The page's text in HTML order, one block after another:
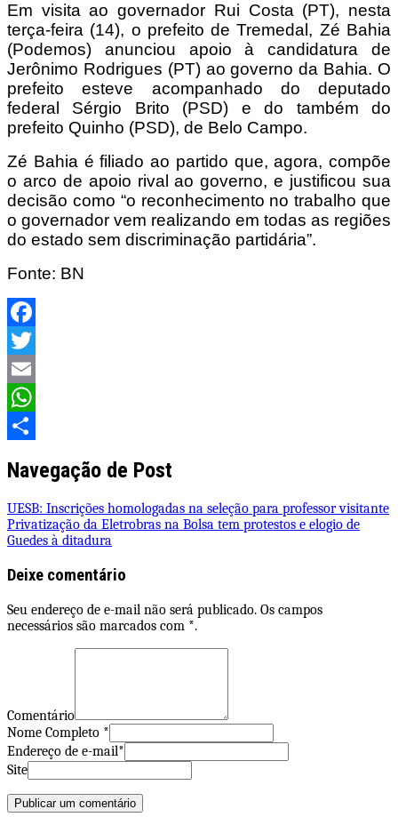
Em visita ao governador Rui Costa (PT), nesta
terça-feira (14), o prefeito de Tremedal, Zé Bahia
(Podemos) anunciou apoio à candidatura de
Jerônimo Rodrigues (PT) ao governo da Bahia. O
prefeito esteve acompanhado do deputado
federal Sérgio Brito (PSD) e do também do
prefeito Quinho (PSD), de Belo Campo.
Zé Bahia é filiado ao partido que, agora, compõe
o arco de apoio rival ao governo, e justificou sua
decisão como “o reconhecimento no trabalho que
o governador vem realizando em todas as regiões
do estado sem discriminação partidária”.
Fonte: BN
Facebook
Twitter
Email
WhatsApp
Navegação de Post
UESB: Inscrições homologadas na seleção para professor visitante
Privatização da Eletrobras na Bolsa tem protestos e elogio de
Guedes à ditadura
Deixe comentário
Seu endereço de e-mail não será publicado. Os campos
necessários são marcados com *.
Comentário
Nome Completo *
Endereço de e-mail*
Site